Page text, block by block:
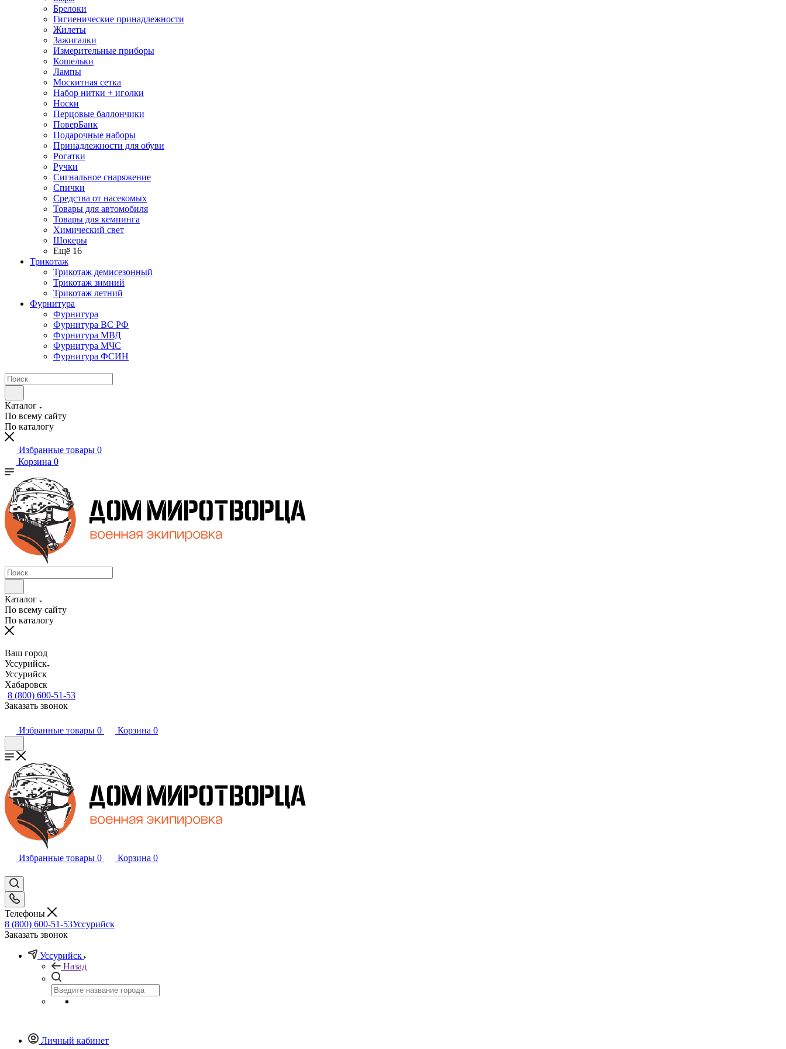
Брелоки
Гигиенические принадлежности
Жилеты
Зажигалки
Измерительные приборы
Кошельки
Лампы
Москитная сетка
Набор нитки + иголки
Носки
Перцовые баллончики
ПоверБанк
Подарочные наборы
Принадлежности для обуви
Рогатки
Ручки
Сигнальное снаряжение
Спички
Средства от насекомых
Товары для автомобиля
Товары для кемпинга
Химический свет
Шокеры
Ещё 16
Трикотаж
Трикотаж демисезонный
Трикотаж зимний
Трикотаж летний
Фурнитура
Фурнитура
Фурнитура ВС РФ
Фурнитура МВД
Фурнитура МЧС
Фурнитура ФСИН
Каталог
По всему сайту
По каталогу
Избранные товары 0
Корзина 0
Каталог
По всему сайту
По каталогу
Ваш город
Уссурийск
Уссурийск
Хабаровск
8 (800) 600-51-53
Заказать звонок
Избранные товары 0 Корзина 0
Избранные товары 0 Корзина 0
Телефоны
8 (800) 600-51-53Уссурийск
Заказать звонок
Уссурийск
Назад
Личный кабинет